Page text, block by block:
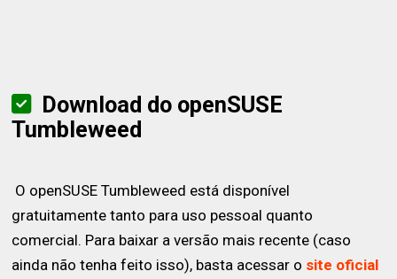
Download do openSUSE
Tumbleweed
O openSUSE Tumbleweed está disponível
gratuitamente tanto para uso pessoal quanto
comercial. Para baixar a versão mais recente (caso
ainda não tenha feito isso), basta acessar o site oficial